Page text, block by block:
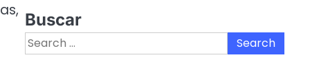
Buscar
Search
for: